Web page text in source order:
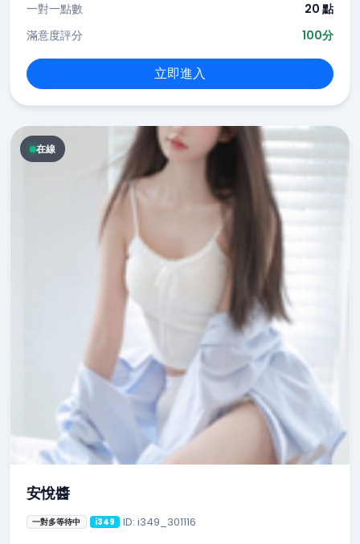
一對一點數
20 點
滿意度評分
100分
立即進入
在線
安悅醬
一對多等待中 i349 ID: i349_301116